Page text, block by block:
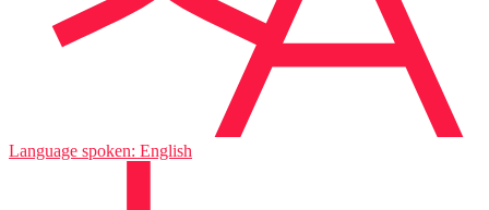
Language spoken: English